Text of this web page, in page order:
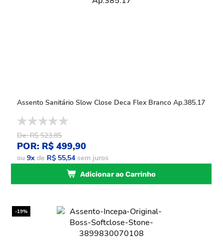
Assento Sanitário Slow Close Deca Flex Branco Ap.385.17
De: R$ 523,85
POR: R$ 499,90
ou9x de R$ 55,54 sem juros
Adicionar ao Carrinho
-19%